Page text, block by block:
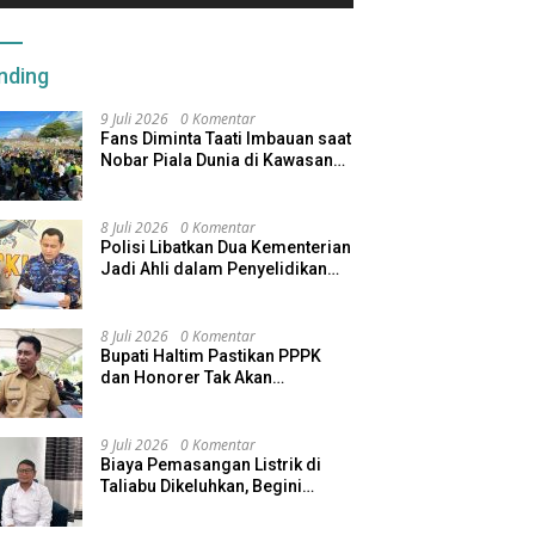
9 Juli 2026 0 Komentar
Fans Diminta Taati Imbauan saat
Nobar Piala Dunia di Kawasan
8 Juli 2026 0 Komentar
Polisi Libatkan Dua Kementerian
Jadi Ahli dalam Penyelidikan
8 Juli 2026 0 Komentar
Bupati Haltim Pastikan PPPK
dan Honorer Tak Akan
9 Juli 2026 0 Komentar
Biaya Pemasangan Listrik di
Taliabu Dikeluhkan, Begini